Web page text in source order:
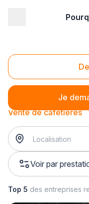
Je
Vente de
Vente de cafetières
Voir par
Top 5 des entreprises